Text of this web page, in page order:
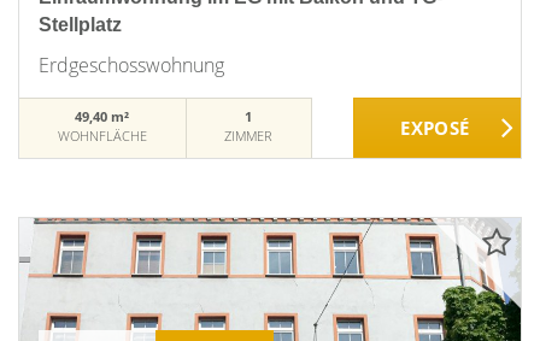
Stellplatz
Erdgeschosswohnung
49,40 m²
WOHNFLÄCHE
1
ZIMMER